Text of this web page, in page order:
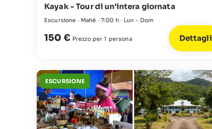
Kayak - Tour di un'intera giornata
Escursione · Mahé · 7:00 h · Lun - Dom
150 € Prezzo per 1 persona Dettagli
ESCURSIONE